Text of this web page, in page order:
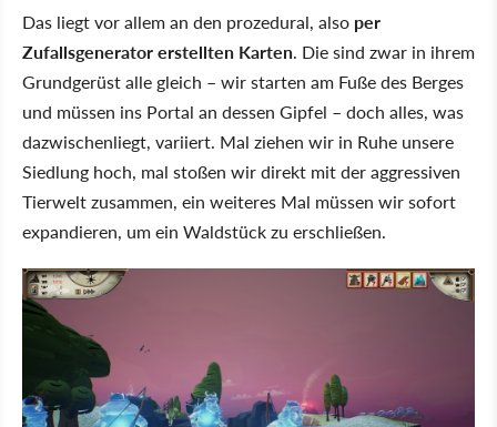
Das liegt vor allem an den prozedural, also per
Zufallsgenerator erstellten Karten. Die sind zwar in ihrem
Grundgerüst alle gleich – wir starten am Fuße des Berges
und müssen ins Portal an dessen Gipfel – doch alles, was
dazwischenliegt, variiert. Mal ziehen wir in Ruhe unsere
Siedlung hoch, mal stoßen wir direkt mit der aggressiven
Tierwelt zusammen, ein weiteres Mal müssen wir sofort
expandieren, um ein Waldstück zu erschließen.